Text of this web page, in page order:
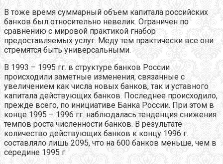
В тоже время суммарный объем капитала российских
банков был относительно невелик. Ограничен по
сравнению с мировой практикой гнабор
предоставляемых услуг. Меду тем практически все они
стремятся быть универсальными.
В 1993 – 1995 гг. в структуре банков России
происходили заметные изменения, связанные с
увеличением как числа новых банков, так и уставного
капитала действующих банков. Последнее происходило,
прежде всего, по инициативе Банка России. При этом в
конце 1995 – 1996 гг. наблюдалась тенденция снижения
темпов роста численности банков. В результате
количество действующих банков к концу 1996 г.
составляло лишь 2095, что на 600 банков меньше, чем в
середине 1995 г.